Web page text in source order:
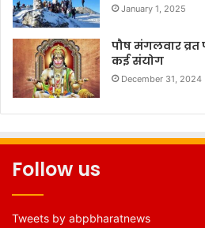
January 1, 2025
पौष मंगलवार व्रत
कई संयोग
December 31, 2024
Follow us
Tweets by abpbharatnews